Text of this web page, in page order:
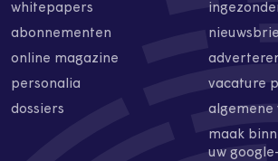
whitepapers
abonnementen
online magazine
personalia
dossiers
vacature
algemene
maak
uw